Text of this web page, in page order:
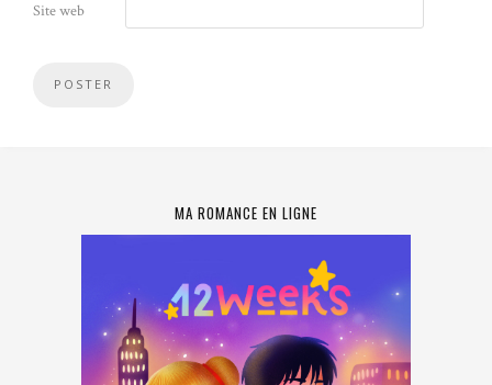
Site web
MA ROMANCE EN LIGNE